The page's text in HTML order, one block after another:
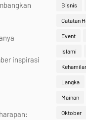
inspirasi
Bisnis
Catatan
Event
Islami
Langka
Mainan
Oktober